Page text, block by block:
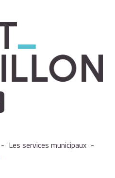
- Les services municipaux -